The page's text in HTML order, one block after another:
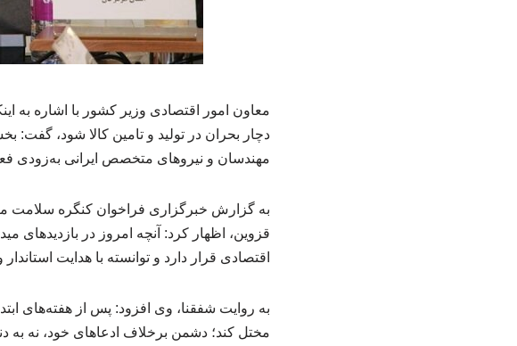
معاون امور اقتصادی وزیر کشور با اشاره به
دچار بحران در تولید و تامین کالا شود، گفت:
مهندسان و نیروهای متخصص ایرانی به‌زودی
به گزارش خبرگزاری فراخوان کنگره سلامت
قزوین، اظهار کرد: آنچه امروز در
اقتصادی قرار دارد و توانسته با هدایت
به روایت شفقنا، وی افزود: پس از هفته‌های
مختل کند؛ دشمن برخلاف ادعاهای خود، نه به